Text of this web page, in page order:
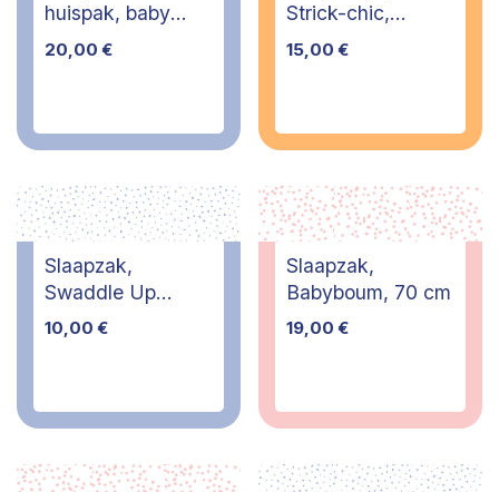
huispak, baby
boum, 70 cm
(4/12 maanden)
20,00 €
Strick-chic,
newborn - PI
15,00 €
Slaapzak,
Swaddle Up
Original, M
10,00 €
Slaapzak,
Babyboum, 70 cm
19,00 €